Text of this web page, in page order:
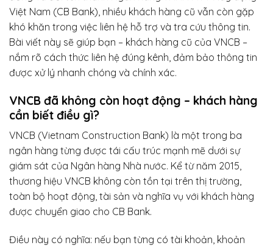
Việt Nam (CB Bank), nhiều khách hàng cũ vẫn còn gặp
khó khăn trong việc liên hệ hỗ trợ và tra cứu thông tin.
Bài viết này sẽ giúp bạn – khách hàng cũ của VNCB –
nắm rõ cách thức liên hệ đúng kênh, đảm bảo thông tin
được xử lý nhanh chóng và chính xác.
VNCB đã không còn hoạt động – khách hàng
cần biết điều gì?
VNCB (Vietnam Construction Bank) là một trong ba
ngân hàng từng được tái cấu trúc mạnh mẽ dưới sự
giám sát của Ngân hàng Nhà nước. Kể từ năm 2015,
thương hiệu VNCB không còn tồn tại trên thị trường,
toàn bộ hoạt động, tài sản và nghĩa vụ với khách hàng
được chuyển giao cho CB Bank.
Điều này có nghĩa: nếu bạn từng có tài khoản, khoản